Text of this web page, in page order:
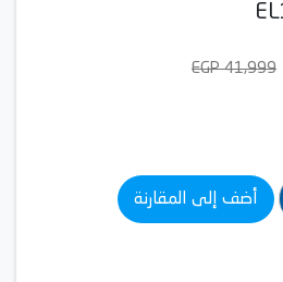
41,999 EGP
أضف إلى المقارنة